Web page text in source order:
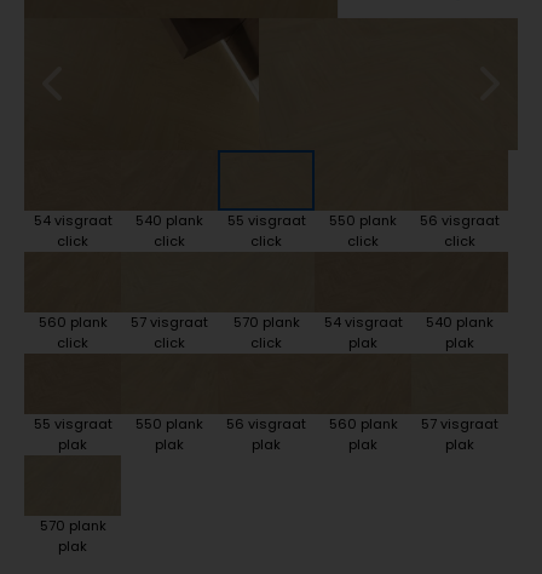
54 visgraat
click
540 plank
click
55 visgraat
click
550 plank
click
56 visgraat
click
560 plank
click
57 visgraat
click
570 plank
click
54 visgraat
plak
540 plank
plak
55 visgraat
plak
550 plank
plak
56 visgraat
plak
560 plank
plak
57 visgraat
plak
570 plank
plak